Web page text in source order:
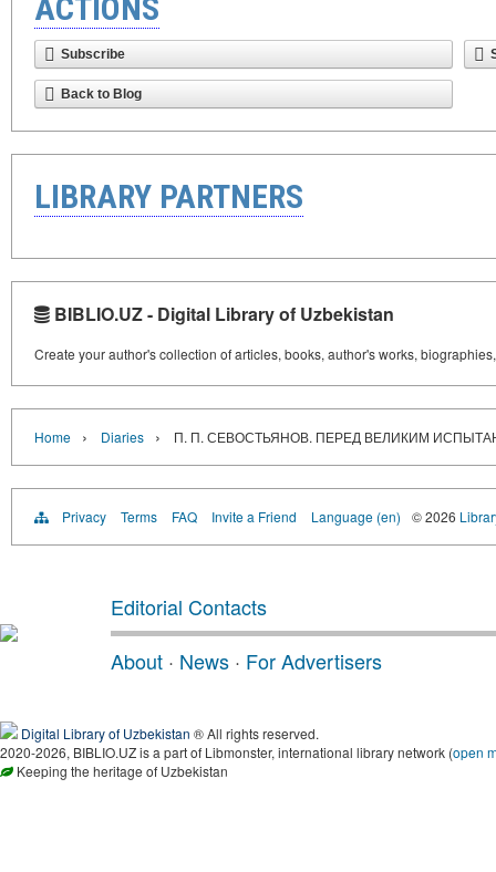
ACTIONS
Subscribe
Back to Blog
LIBRARY PARTNERS
BIBLIO.UZ - Digital Library of Uzbekistan
Create your author's collection of articles, books, author's works,
Home › Diaries › П. П. СЕВОСТЬЯНОВ. ПЕРЕД ВЕЛИКИМ
Privacy Terms FAQ Invite a Friend Language (en) © 2026
Editorial Contacts
About · News · For Advertisers
Digital Library of Uzbekistan ® All rights reserved.
2020-2026, BIBLIO.UZ is a part of Libmonster, international library network (open
Keeping the heritage of Uzbekistan